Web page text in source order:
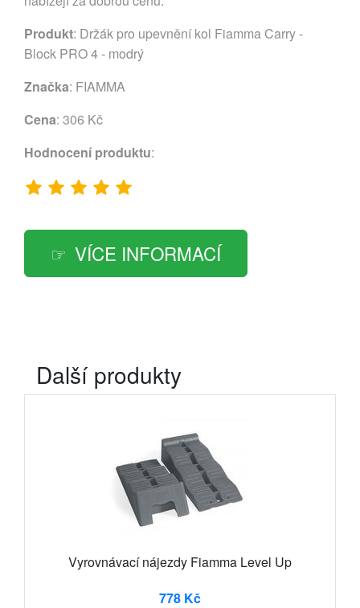
Produkt: Držák pro upevnění kol Fiamma Carry -
Block PRO 4 - modrý
Značka: FIAMMA
Cena: 306 Kč
Hodnocení produktu:
VÍCE INFORMACÍ
Další produkty
Vyrovnávací nájezdy Fiamma Level Up
778 Kč